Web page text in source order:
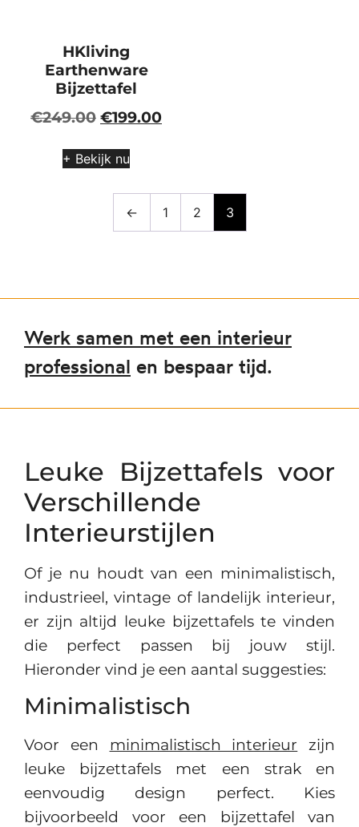
HKliving
Earthenware
Bijzettafel
€249.00 €199.00
+ Bekijk nu
← 1 2 3
Werk samen met een interieur
professional en bespaar tijd.
Leuke Bijzettafels voor
Verschillende
Interieurstijlen
Of je nu houdt van een minimalistisch,
industrieel, vintage of landelijk interieur,
er zijn altijd leuke bijzettafels te vinden
die perfect passen bij jouw stijl.
Hieronder vind je een aantal suggesties:
Minimalistisch
Voor een minimalistisch interieur zijn
leuke bijzettafels met een strak en
eenvoudig design perfect. Kies
bijvoorbeeld voor een bijzettafel van